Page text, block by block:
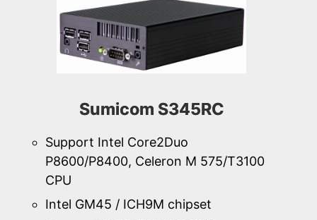
Sumicom S345RC
Support Intel Core2Duo
P8600/P8400, Celeron M 575/T3100
CPU
Intel GM45 / ICH9M chipset